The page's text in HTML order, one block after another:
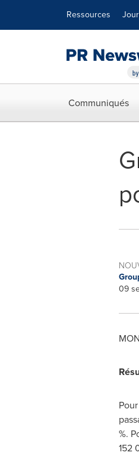
Ressources
Communiqués
09
%.
152